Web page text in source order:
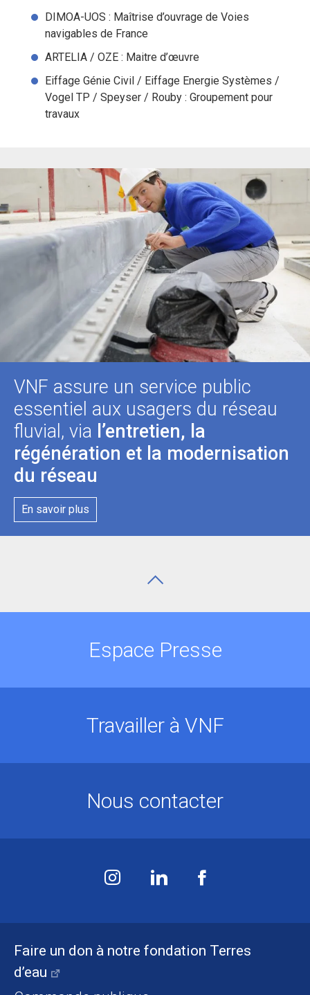
DIMOA-UOS : Maîtrise d’ouvrage de Voies
navigables de France
ARTELIA / OZE : Maitre d’œuvre
Eiffage Génie Civil / Eiffage Energie Systèmes /
Vogel TP / Speyser / Rouby : Groupement pour
travaux
VNF assure un service public
essentiel aux usagers du réseau
fluvial, via l’entretien, la
régénération et la modernisation
du réseau
En savoir plus
Faire un don à notre fondation Terres
d’eau
Espace Presse
Travailler à VNF
Nous contacter